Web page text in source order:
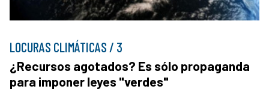
LOCURAS CLIMÁTICAS / 3
¿Recursos agotados? Es sólo propaganda
para imponer leyes "verdes"